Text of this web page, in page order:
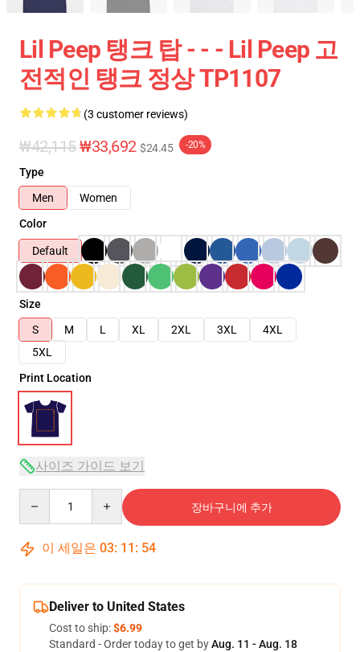
Lil Peep 탱크 탑 - - - Lil Peep 고
전적인 탱크 정상 TP1107
(3 customer reviews)
₩42,115₩33,692 $24.45 -20%
Type
Men
Women
Color
Default
Size
S
M L XL 2XL 3XL
4XL
5XL
Print Location
사이즈 가이드 보기
장바구니에 추가
이 세일은 03: 11 : 54
Deliver to United States
Cost to ship:$6.99
Standard - Order today to get byAug. 11 - Aug. 18